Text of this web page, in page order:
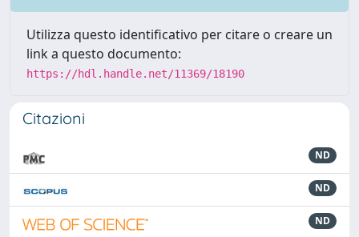
Utilizza questo identificativo per citare o creare un
link a questo documento:
https://hdl.handle.net/11369/18190
Citazioni
ND
ND
ND